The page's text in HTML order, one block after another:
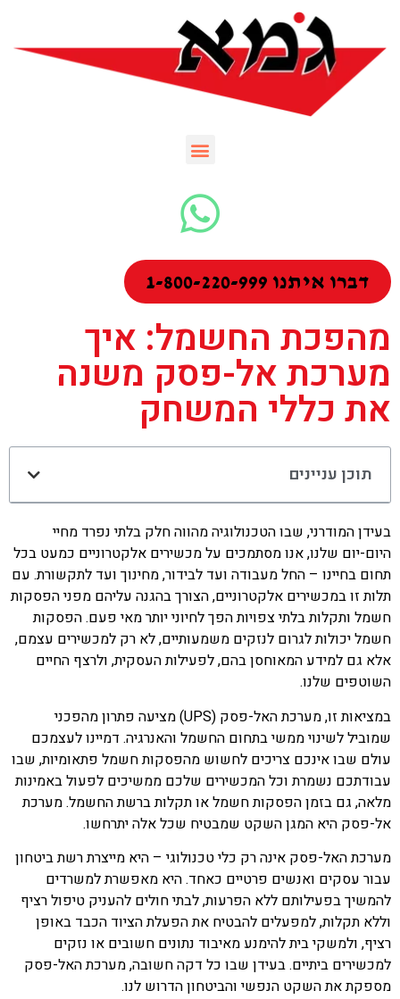
דברו איתנו 1-800-220-999
מהפכת החשמל: איך
מערכת אל-פסק משנה
את כללי המשחק
תוכן עניינים
בעידן המודרני, שבו הטכנולוגיה מהווה חלק בלתי נפרד מחיי
היום-יום שלנו, אנו מסתמכים על מכשירים אלקטרוניים כמעט בכל
תחום בחיינו – החל מעבודה ועד לבידור, מחינוך ועד לתקשורת. עם
תלות זו במכשירים אלקטרוניים, הצורך בהגנה עליהם מפני הפסקות
חשמל ותקלות בלתי צפויות הפך לחיוני יותר מאי פעם. הפסקות
חשמל יכולות לגרום לנזקים משמעותיים, לא רק למכשירים עצמם,
אלא גם למידע המאוחסן בהם, לפעילות העסקית, ולרצף החיים
השוטפים שלנו.
במציאות זו, מערכת האל-פסק (UPS) מציעה פתרון מהפכני
שמוביל לשינוי ממשי בתחום החשמל והאנרגיה. דמיינו לעצמכם
עולם שבו אינכם צריכים לחשוש מהפסקות חשמל פתאומיות, שבו
עבודתכם נשמרת וכל המכשירים שלכם ממשיכים לפעול באמינות
מלאה, גם בזמן הפסקות חשמל או תקלות ברשת החשמל. מערכת
אל-פסק היא המגן השקט שמבטיח שכל אלה יתרחשו.
מערכת האל-פסק אינה רק כלי טכנולוגי – היא מייצרת רשת ביטחון
עבור עסקים ואנשים פרטיים כאחד. היא מאפשרת למשרדים
להמשיך בפעילותם ללא הפרעות, לבתי חולים להעניק טיפול רציף
וללא תקלות, למפעלים להבטיח את הפעלת הציוד הכבד באופן
רציף, ולמשקי בית להימנע מאיבוד נתונים חשובים או נזקים
למכשירים ביתיים. בעידן שבו כל דקה חשובה, מערכת האל-פסק
מספקת את השקט הנפשי והביטחון הדרוש לנו.